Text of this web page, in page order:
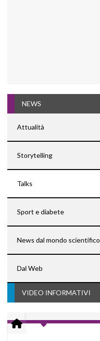
NEWS
Attualità
Storytelling
Talks
Sport e diabete
News dal mondo scientifico
Dal Web
VIDEO INFORMATIVI